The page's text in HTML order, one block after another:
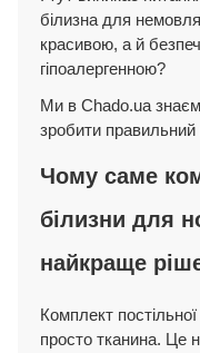
білизна для
красивою, а й
гіпоалергенною?
Ми в Chado.ua
зробити правильний
Чому саме
білизни для
найкраще
Комплект
просто тканина. Це